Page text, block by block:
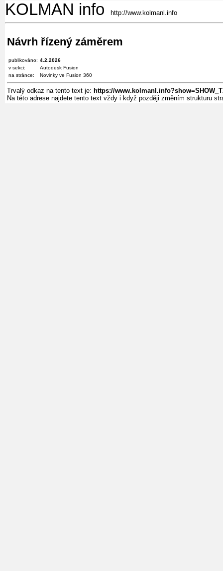
KOLMAN info http://www.kolmanl.info
Návrh řízený záměrem
publikováno: 4.2.2026
v sekci:
Autodesk Fusion
na stránce:
Novinky ve Fusion 360
Trvalý odkaz na tento text je: https://
Na této adrese najdete tento text vždy i když později změním strukturu